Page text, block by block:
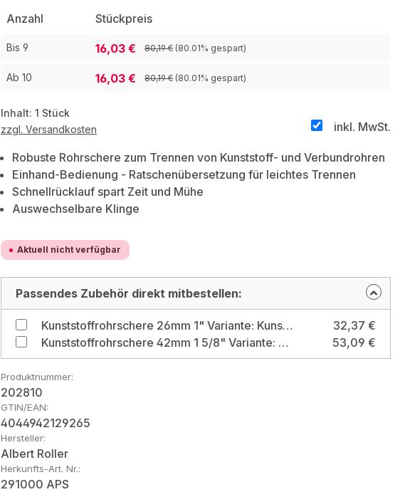
Anzahl Stückpreis
Bis 9 16,03 € 80,19 € (80.01% gespart)
Ab 10 16,03 € 80,19 € (80.01% gespart)
Inhalt: 1 Stück
inkl. MwSt.
zzgl. Versandkosten
Robuste Rohrschere zum Trennen von Kunststoff- und Verbundrohren
Einhand-Bedienung - Ratschenübersetzung für leichtes Trennen
Schnellrücklauf spart Zeit und Mühe
Auswechselbare Klinge
Aktuell nicht verfügbar
Passendes Zubehör direkt mitbestellen:
Kunststoffrohrschere 26mm 1" Variante: Kunststoffrohrschere 26mm 1"
32,37 €
Kunststoffrohrschere 42mm 1 5/8" Variante: Kunststoffrohrschere 42mm 1 5/8"
53,09 €
Produktnummer:
202810
GTIN/EAN:
4044942129265
Hersteller:
Albert Roller
Herkunfts-Art. Nr.:
291000 APS